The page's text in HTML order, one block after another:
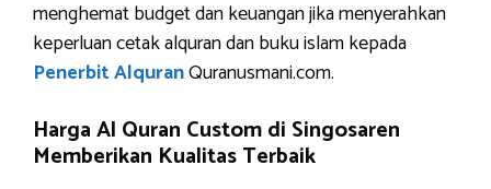
menghemat budget dan keuangan jika menyerahkan
keperluan cetak alquran dan buku islam kepada
Penerbit AlquranQuranusmani.com.
Harga Al Quran Custom di Singosaren
Memberikan Kualitas Terbaik